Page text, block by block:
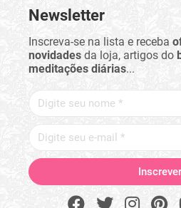
Newsletter
Inscreva-se na lista e receba
novidades da loja, artigos do
meditações diárias...